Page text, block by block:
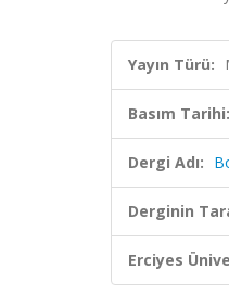
Yayın Türü:
Basım Tarihi:
Dergi Adı:
Derginin
Erciyes